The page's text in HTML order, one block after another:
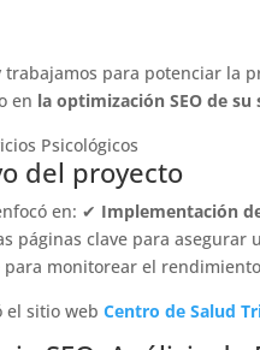
trabajamos para potenciar la
en la optimización SEO de
del proyecto
en: ✔ Implementación
páginas clave para asegurar
para monitorear el
el sitio web Centro de Salud